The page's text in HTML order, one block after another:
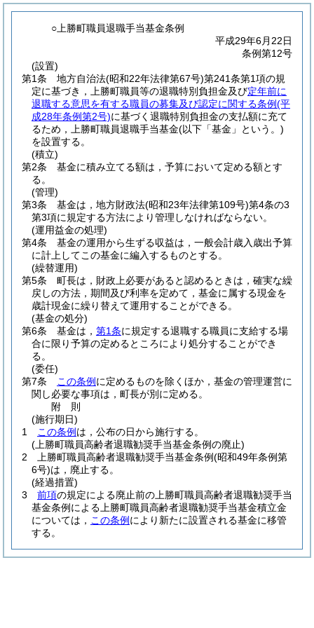
○上勝町職員退職手当基金条例
平成29年6月22日
条例第12号
(設置)
第1条
地方自治法(昭和22年法律第67号)第241条第1項の規
定に基づき，上勝町職員等の退職特別負担金及び定年前に
退職する意思を有する職員の募集及び認定に関する条例(平
成28年条例第2号)に基づく退職特別負担金の支払額に充て
るため，上勝町職員退職手当基金(以下「基金」という。)
を設置する。
(積立)
第2条
基金に積み立てる額は，予算において定める額とす
る。
(管理)
第3条
基金は，地方財政法(昭和23年法律第109号)第4条の3
第3項に規定する方法により管理しなければならない。
(運用益金の処理)
第4条
基金の運用から生ずる収益は，一般会計歳入歳出予算
に計上してこの基金に編入するものとする。
(繰替運用)
第5条
町長は，財政上必要があると認めるときは，確実な繰
戻しの方法，期間及び利率を定めて，基金に属する現金を
歳計現金に繰り替えて運用することができる。
(基金の処分)
第6条
基金は， 第1条に規定する退職する職員に支給する場
合に限り予算の定めるところにより処分することができ
る。
(委任)
第7条
この条例 に定めるものを除くほか，基金の管理運営に
関し必要な事項は，町長が別に定める。
附 則
(施行期日)
1
この条例 は，公布の日から施行する。
(上勝町職員高齢者退職勧奨手当基金条例の廃止)
2
上勝町職員高齢者退職勧奨手当基金条例(昭和49年条例第
6号)は，廃止する。
(経過措置)
3
前項の規定による廃止前の上勝町職員高齢者退職勧奨手当
基金条例による上勝町職員高齢者退職勧奨手当基金積立金
については， この条例 により新たに設置される基金に移管
する。